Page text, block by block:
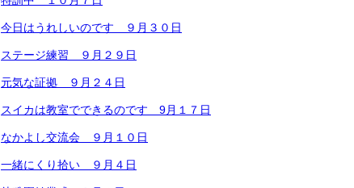
今日はうれしいのです ９月３０日
ステージ練習 ９月２９日
元気な証拠 ９月２４日
スイカは教室でできるのです 9月１７日
なかよし交流会 ９月１０日
一緒にくり拾い ９月４日